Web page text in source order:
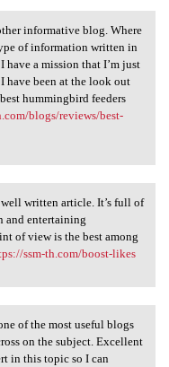
other
informative blog. Where
of information written in
have a mission that I’m just
have been at the look out
hummingbird feeders
blogs/reviews/best-
a well
written article. It’s full of
entertaining
of view is the best among
ssm-th.com/boost-likes
one of
of the most useful blogs
on the subject. Excellent
in this topic so I can